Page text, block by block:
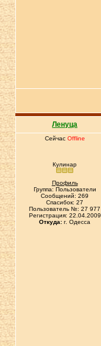
Ленуца
Сейчас Offline
Кулинар
Профиль
Группа: Пользователи
Сообщений: 269
Спасибок: 27
Пользователь №: 27 977
Регистрация: 22.04.2009
Откуда: г. Одесса